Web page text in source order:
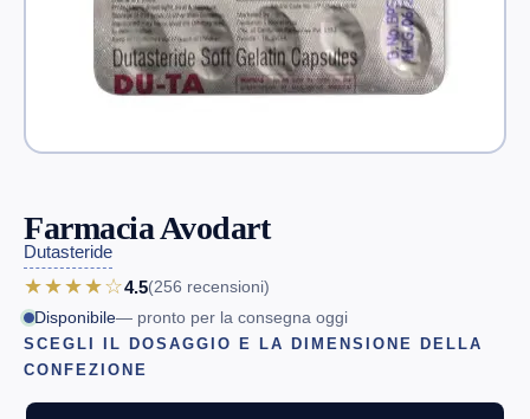
Farmacia Avodart
Dutasteride
★★★★☆4.5(256 recensioni)
Disponibile— pronto per la consegna oggi
SCEGLI IL DOSAGGIO E LA DIMENSIONE DELLA
CONFEZIONE